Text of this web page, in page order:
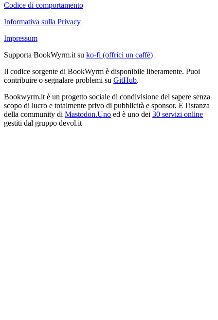
Codice di comportamento
Informativa sulla Privacy
Impressum
Supporta BookWyrm.it su ko-fi (offrici un caffè)
Il codice sorgente di BookWyrm è disponibile liberamente. Puoi
contribuire o segnalare problemi su GitHub.
Bookwyrm.it è un progetto sociale di condivisione del sapere senza
scopo di lucro e totalmente privo di pubblicità e sponsor. È l'istanza
della community di Mastodon.Uno ed è uno dei 30 servizi online
gestiti dal gruppo devol.it